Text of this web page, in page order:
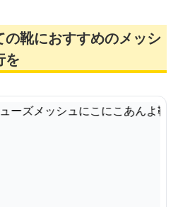
靴におすすめのメッシ
を